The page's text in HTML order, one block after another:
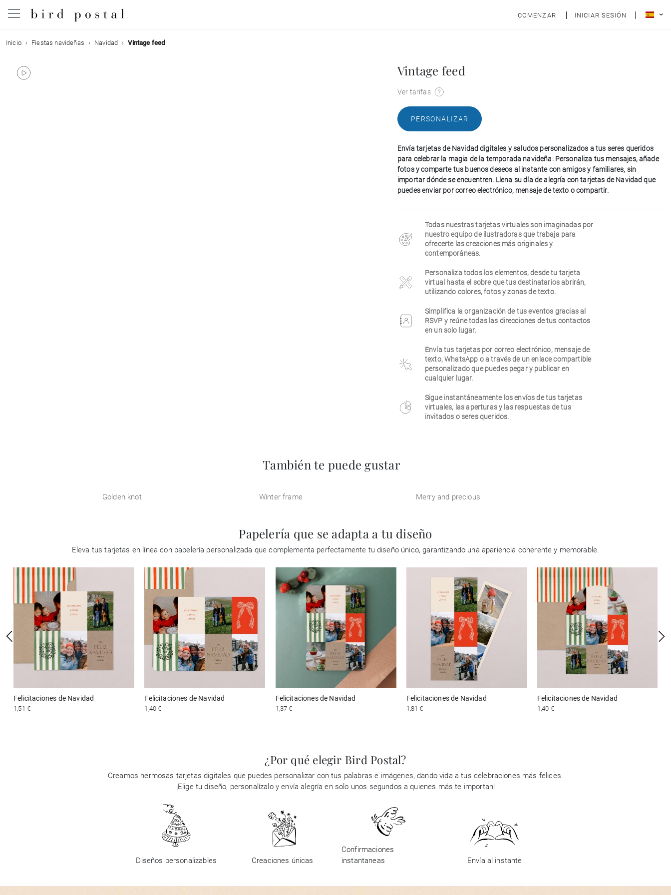
COMENZAR INICIAR SESIÓN
Boda
Nacimiento
Inicio Fiestas navideñas Navidad Vintage feed
Vintage feed
Ver tarifas
PERSONALIZAR
Envía tarjetas de Navidad digitales y saludos personalizados a tus seres queridos
para celebrar la magia de la temporada navideña. Personaliza tus mensajes, añade
fotos y comparte tus buenos deseos al instante con amigos y familiares, sin
importar dónde se encuentren. Llena su día de alegría con tarjetas de Navidad que
puedes enviar por correo electrónico, mensaje de texto o compartir.
Todas nuestras tarjetas virtuales son imaginadas por
nuestro equipo de ilustradoras que trabaja para
ofrecerte las creaciones más originales y
contemporáneas.
Personaliza todos los elementos, desde tu tarjeta
virtual hasta el sobre que tus destinatarios abrirán,
utilizando colores, fotos y zonas de texto.
Simplifica la organización de tus eventos gracias al
RSVP y reúne todas las direcciones de tus contactos
en un solo lugar.
Envía tus tarjetas por correo electrónico, mensaje de
texto, WhatsApp o a través de un enlace compartible
personalizado que puedes pegar y publicar en
cualquier lugar.
Sigue instantáneamente los envíos de tus tarjetas
virtuales, las aperturas y las respuestas de tus
invitados o seres queridos.
También te puede gustar
Golden knot Winter frame Merry and precious
Papelería que se adapta a tu diseño
Eleva tus tarjetas en línea con papelería personalizada que complementa perfectamente tu diseño único, garantizando una apariencia coherente y memorable.
Felicitaciones de Navidad
1,51 €
Felicitaciones de Navidad
1,40 €
Felicitaciones de Navidad
1,37 €
Felicitaciones de Navidad
1,81 €
Felicitaciones de Navidad
1,40 €
¿Por qué elegir Bird Postal?
Creamos hermosas tarjetas digitales que puedes personalizar con tus palabras e imágenes, dando vida a tus celebraciones más felices.
¡Elige tu diseño, personalízalo y envía alegría en solo unos segundos a quienes más te importan!
Diseños personalizables Creaciones únicas
Confirmaciones
instantaneas
Envía al instante